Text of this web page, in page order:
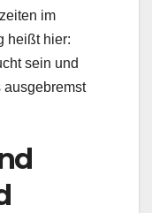
im
heißt hier:
sein und
ausgebremst